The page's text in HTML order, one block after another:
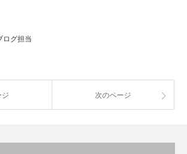
ログ担当
次のページ